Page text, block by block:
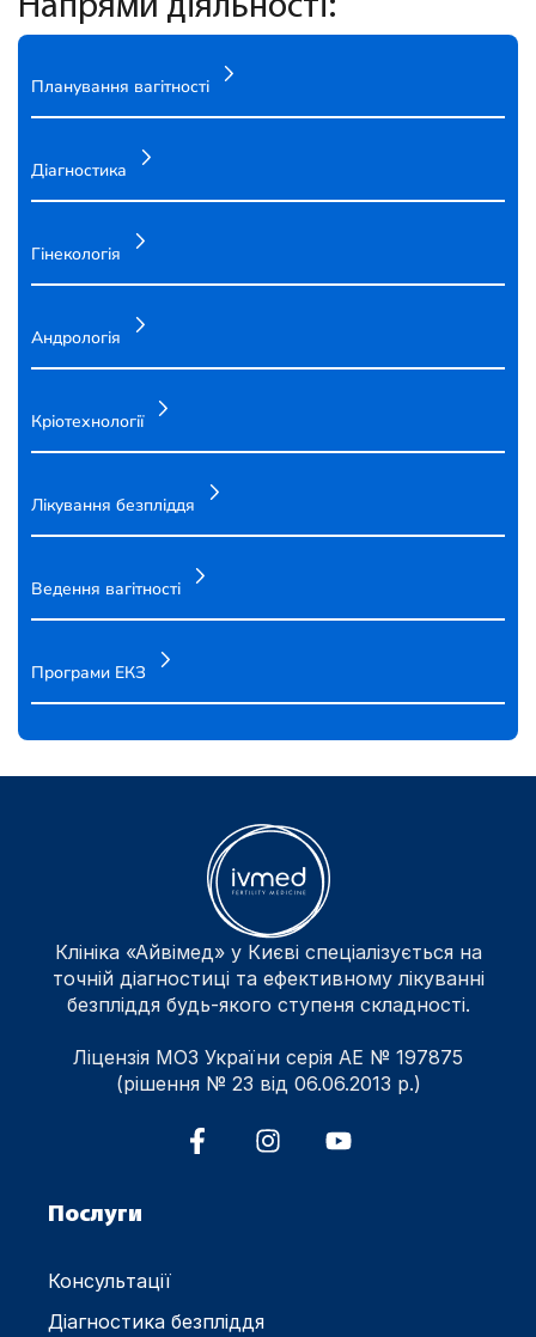
Напрями діяльності:
Планування вагітності
Діагностика
Гінекологія
Андрологія
Кріотехнології
Лікування безпліддя
Ведення вагітності
Програми ЕКЗ
Клініка «Айвімед» у Києві спеціалізується на
точній діагностиці та ефективному лікуванні
безпліддя будь-якого ступеня складності.
Ліцензія МОЗ України серія АЕ № 197875
(рішення № 23 від 06.06.2013 р.)
Послуги
Консультації
Діагностика безпліддя